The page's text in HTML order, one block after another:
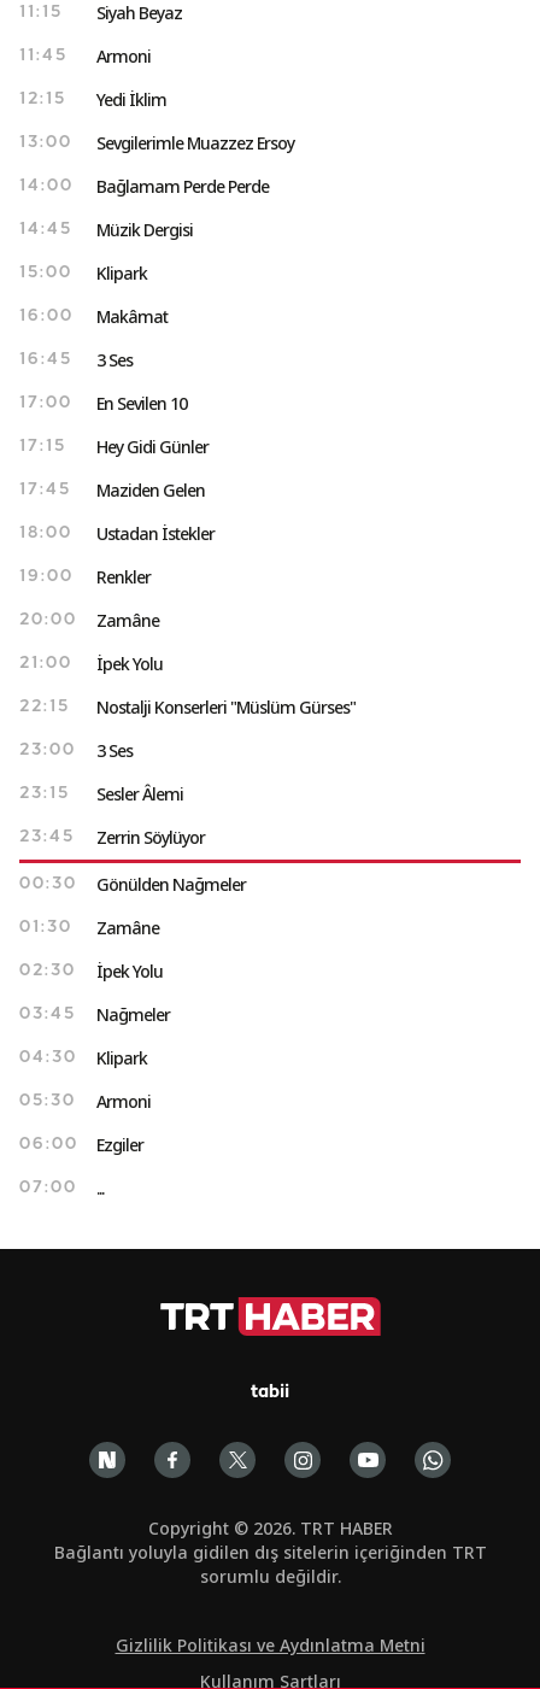
11:15 Siyah Beyaz
11:45 Armoni
12:15 Yedi İklim
13:00 Sevgilerimle Muazzez Ersoy
14:00 Bağlamam Perde Perde
14:45 Müzik Dergisi
15:00 Klipark
16:00 Makâmat
16:45 3 Ses
17:00 En Sevilen 10
17:15 Hey Gidi Günler
17:45 Maziden Gelen
18:00 Ustadan İstekler
19:00 Renkler
20:00 Zamâne
21:00 İpek Yolu
22:15 Nostalji Konserleri "Müslüm Gürses"
23:00 3 Ses
23:15 Sesler Âlemi
23:45 Zerrin Söylüyor
00:30 Gönülden Nağmeler
01:30 Zamâne
02:30 İpek Yolu
03:45 Nağmeler
04:30 Klipark
05:30 Armoni
06:00 Ezgiler
07:00 ...
tabii
Copyright © 2026. TRT HABER
Bağlantı yoluyla gidilen dış sitelerin içeriğinden TRT
sorumlu değildir.
Gizlilik Politikası ve Aydınlatma Metni
Kullanım Şartları